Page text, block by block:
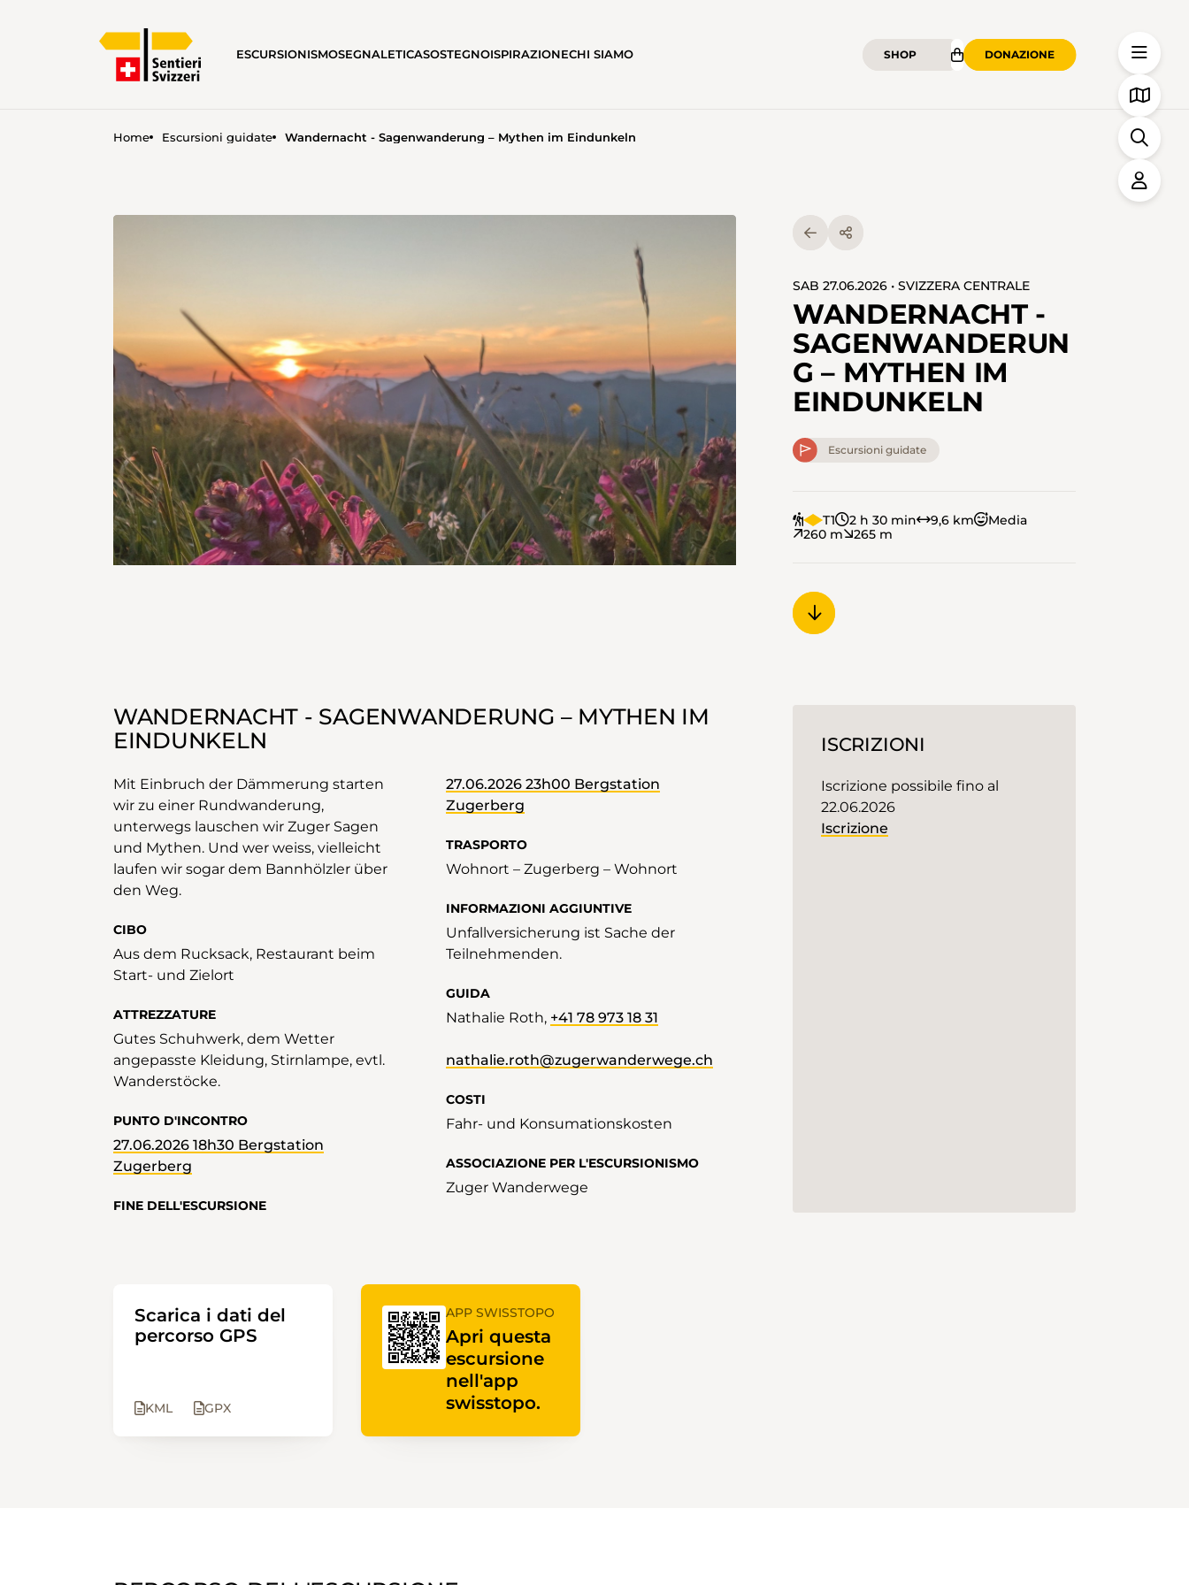
ESCURSIONISMOSEGNALETICASOSTEGNOISPIRAZIONECHI SIAMO SHOP DONAZIONE
Home Escursioni guidate Wandernacht - Sagenwanderung – Mythen im Eindunkeln
SAB 27.06.2026 • SVIZZERA CENTRALE
WANDERNACHT -
SAGENWANDERUN
G – MYTHEN IM
EINDUNKELN
Escursioni guidate
T1 2 h 30 min 9,6 km
Media
260 m
265 m
WANDERNACHT - SAGENWANDERUNG – MYTHEN IM
EINDUNKELN
Mit Einbruch der Dämmerung starten
wir zu einer Rundwanderung,
unterwegs lauschen wir Zuger Sagen
und Mythen. Und wer weiss, vielleicht
laufen wir sogar dem Bannhölzler über
den Weg.
CIBO
Aus dem Rucksack, Restaurant beim
Start- und Zielort
ATTREZZATURE
Gutes Schuhwerk, dem Wetter
angepasste Kleidung, Stirnlampe, evtl.
Wanderstöcke.
PUNTO D'INCONTRO
27.06.2026 18h30 Bergstation
Zugerberg
FINE DELL'ESCURSIONE
27.06.2026 23h00 Bergstation
Zugerberg
TRASPORTO
Wohnort – Zugerberg – Wohnort
INFORMAZIONI AGGIUNTIVE
Unfallversicherung ist Sache der
Teilnehmenden.
GUIDA
Nathalie Roth, +41 78 973 18 31
nathalie.roth@zugerwanderwege.ch
COSTI
Fahr- und Konsumationskosten
ASSOCIAZIONE PER L'ESCURSIONISMO
Zuger Wanderwege
ISCRIZIONI
Iscrizione possibile fino al
22.06.2026
Iscrizione
Scarica i dati del
percorso GPS
KML GPX
APP SWISSTOPO
Apri questa
escursione
nell'app
swisstopo.